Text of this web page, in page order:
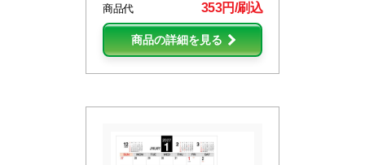
商品代
353円/刷込
商品の詳細を見る